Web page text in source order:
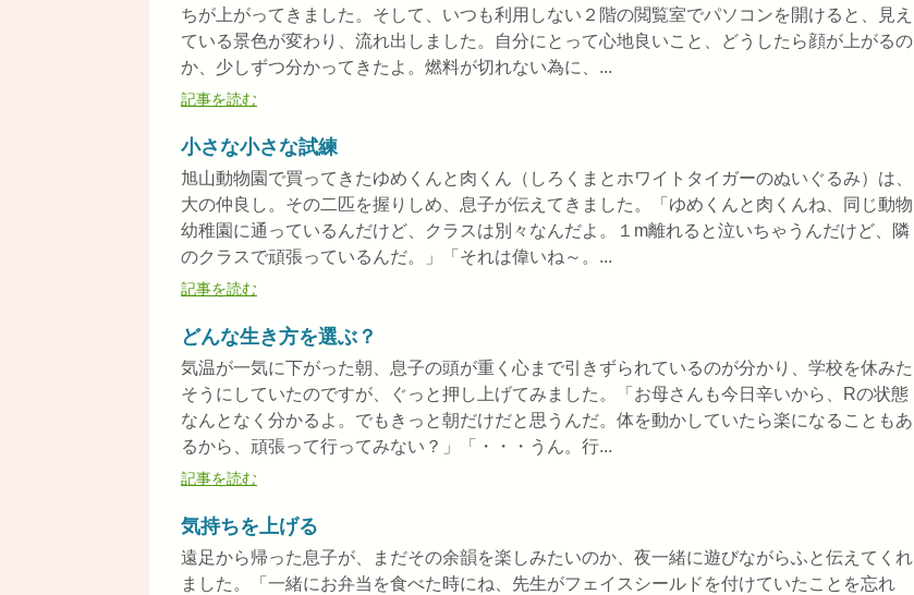
ちが上がってきました。そして、いつも利用しない２階の閲覧室でパソコンを開けると、見え
ている景色が変わり、流れ出しました。自分にとって心地良いこと、どうしたら顔が上がるの
か、少しずつ分かってきたよ。燃料が切れない為に、...
記事を読む
小さな小さな試練
旭山動物園で買ってきたゆめくんと肉くん（しろくまとホワイトタイガーのぬいぐるみ）は、
大の仲良し。その二匹を握りしめ、息子が伝えてきました。「ゆめくんと肉くんね、同じ動物
幼稚園に通っているんだけど、クラスは別々なんだよ。１m離れると泣いちゃうんだけど、隣
のクラスで頑張っているんだ。」「それは偉いね～。...
記事を読む
どんな生き方を選ぶ？
気温が一気に下がった朝、息子の頭が重く心まで引きずられているのが分かり、学校を休みた
そうにしていたのですが、ぐっと押し上げてみました。「お母さんも今日辛いから、Rの状態
なんとなく分かるよ。でもきっと朝だけだと思うんだ。体を動かしていたら楽になることもあ
るから、頑張って行ってみない？」「・・・うん。行...
記事を読む
気持ちを上げる
遠足から帰った息子が、まだその余韻を楽しみたいのか、夜一緒に遊びながらふと伝えてくれ
ました。「一緒にお弁当を食べた時にね、先生がフェイスシールドを付けていたことを忘れ